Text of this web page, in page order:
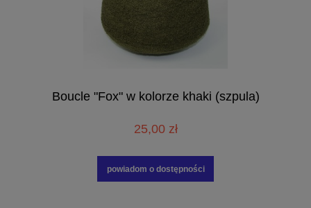
Boucle "Fox" w kolorze khaki (szpula)
25,00 zł
powiadom o dostępności